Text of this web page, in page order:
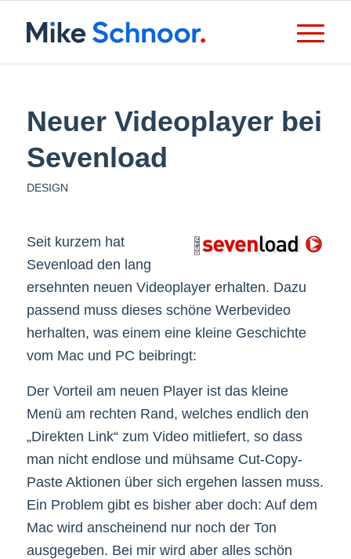
Neuer Videoplayer bei
Sevenload
DESIGN
Seit kurzem hat
Sevenload den lang
ersehnten neuen Videoplayer erhalten. Dazu
passend muss dieses schöne Werbevideo
herhalten, was einem eine kleine Geschichte
vom Mac und PC beibringt:
Der Vorteil am neuen Player ist das kleine
Menü am rechten Rand, welches endlich den
„Direkten Link“ zum Video mitliefert, so dass
man nicht endlose und mühsame Cut-Copy-
Paste Aktionen über sich ergehen lassen muss.
Ein Problem gibt es bisher aber doch: Auf dem
Mac wird anscheinend nur noch der Ton
ausgegeben. Bei mir wird aber alles schön